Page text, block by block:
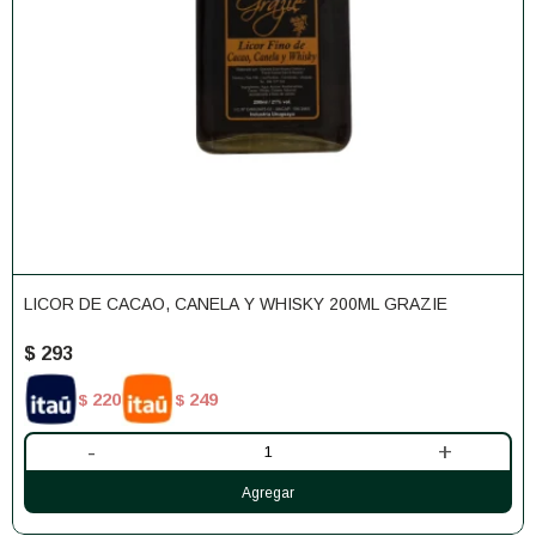
LICOR DE CACAO, CANELA Y WHISKY 200ML GRAZIE
$ 293
$ 220 $ 249
- +